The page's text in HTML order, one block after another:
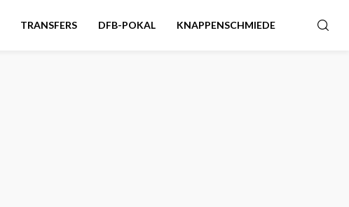
TRANSFERS DFB-POKAL KNAPPENSCHMIEDE